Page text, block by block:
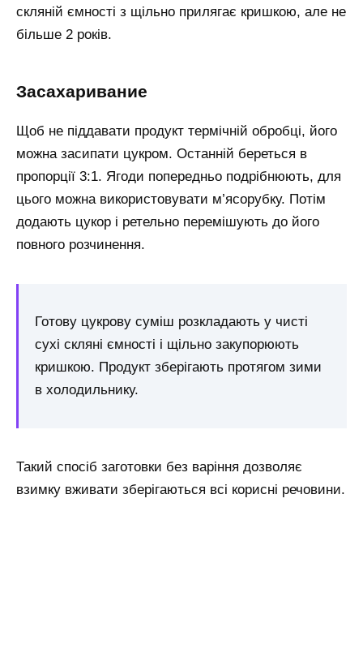
скляній ємності з щільно прилягає кришкою, але не
більше 2 років.
Засахаривание
Щоб не піддавати продукт термічній обробці, його
можна засипати цукром. Останній береться в
пропорції 3:1. Ягоди попередньо подрібнюють, для
цього можна використовувати м’ясорубку. Потім
додають цукор і ретельно перемішують до його
повного розчинення.
Готову цукрову суміш розкладають у чисті
сухі скляні ємності і щільно закупорюють
кришкою. Продукт зберігають протягом зими
в холодильнику.
Такий спосіб заготовки без варіння дозволяє
взимку вживати зберігаються всі корисні речовини.